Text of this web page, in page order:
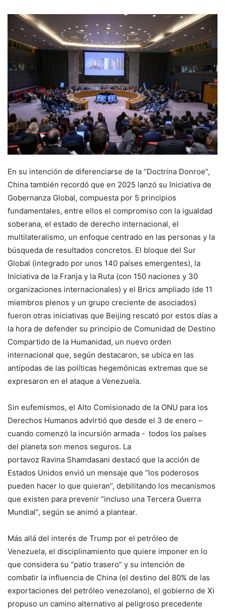
En su intención de diferenciarse de la “Doctrina Donroe”,
China también recordó que en 2025 lanzó su Iniciativa de
Gobernanza Global, compuesta por 5 principios
fundamentales, entre ellos el compromiso con la igualdad
soberana, el estado de derecho internacional, el
multilateralismo, un enfoque centrado en las personas y la
búsqueda de resultados concretos. El bloque del Sur
Global (integrado por unos 140 países emergentes), la
Iniciativa de la Franja y la Ruta (con 150 naciones y 30
organizaciones internacionales) y el Brics ampliado (de 11
miembros plenos y un grupo creciente de asociados)
fueron otras iniciativas que Beijing rescató por estos días a
la hora de defender su principio de Comunidad de Destino
Compartido de la Humanidad, un nuevo orden
internacional que, según destacaron, se ubica en las
antípodas de las políticas hegemónicas extremas que se
expresaron en el ataque a Venezuela.
Sin eufemismos, el Alto Comisionado de la ONU para los
Derechos Humanos advirtió que desde el 3 de enero –
cuando comenzó la incursión armada - todos los países
del planeta son menos seguros. La
portavoz Ravina Shamdasani destacó que la acción de
Estados Unidos envió un mensaje que “los poderosos
pueden hacer lo que quieran”, debilitando los mecanismos
que existen para prevenir “incluso una Tercera Guerra
Mundial”, según se animó a plantear.
Más allá del interés de Trump por el petróleo de
Venezuela, el disciplinamiento que quiere imponer en lo
que considera su “patio trasero” y su intención de
combatir la influencia de China (el destino del 80% de las
exportaciones del petróleo venezolano), el gobierno de Xi
propuso un camino alternativo al peligroso precedente